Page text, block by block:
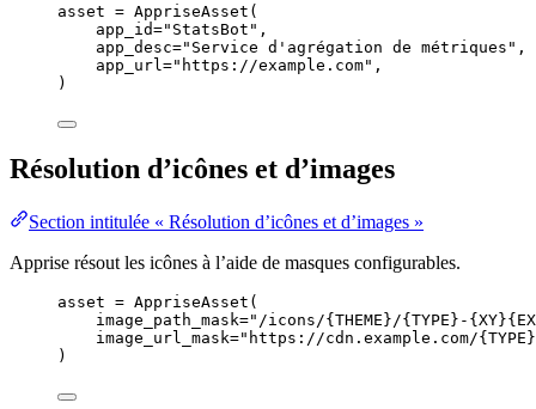
asset = AppriseAsset (
app_id=" StatsBot " ,
app_desc=" Service d'agrégation de métriques " ,
app_url =" https://example.com" ,
)
Résolution d’icônes et d’images
Section intitulée « Résolution d’icônes et d’images »
Apprise résout les icônes à l’aide de masques configurables.
asset = AppriseAsset (
image_path_mask=" /icons/{THEME} /{TYPE} -
image_url_mask=" https://cdn.example.com/{TYPE}
)